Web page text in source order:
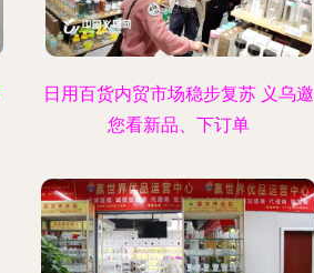
日用百货内贸市场稳步复苏 义乌邀
您看新品、下订单